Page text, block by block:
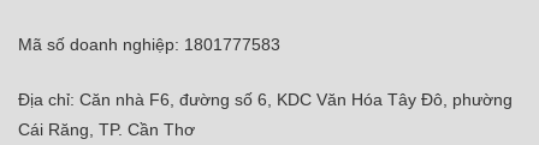
Mã số doanh nghiệp: 1801777583
Địa chỉ: Căn nhà F6, đường số 6, KDC Văn Hóa Tây Đô, phường
Cái Răng, TP. Cần Thơ